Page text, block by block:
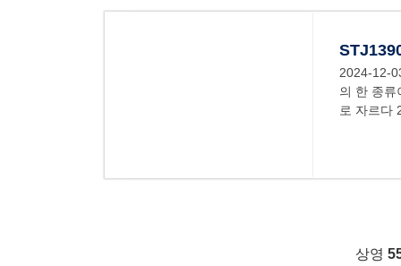
2024-12-
의 한 종류
로 자르다
상영